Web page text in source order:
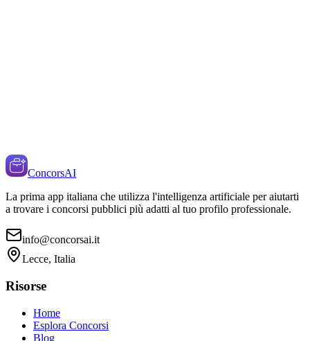
ConcorsAI
La prima app italiana che utilizza l'intelligenza artificiale per aiutarti
a trovare i concorsi pubblici più adatti al tuo profilo professionale.
info@concorsai.it
Lecce, Italia
Risorse
Home
Esplora Concorsi
Blog